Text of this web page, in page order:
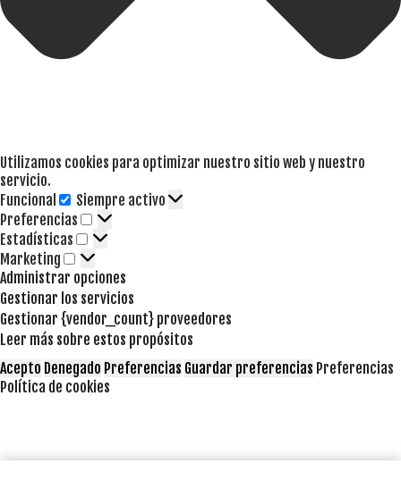
Utilizamos cookies para optimizar nuestro sitio web y nuestro
servicio.
Funcional
Funcional
Siempre activo
Preferencias
Preferencias
Estadísticas Estadísticas
Marketing Marketing
Administrar opciones
Gestionar los servicios
Gestionar {vendor_count} proveedores
Leer más sobre estos propósitos
Acepto Denegado Preferencias Guardar preferencias Preferencias
Política de cookies